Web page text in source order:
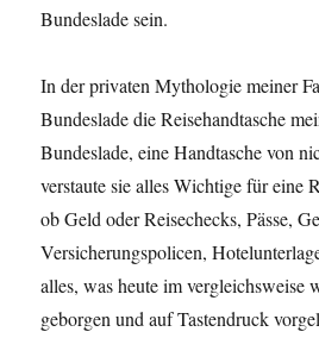
Bundeslade sein.
In der privaten Mythologie meiner
Bundeslade die Reisehandtasche
Bundeslade, eine Handtasche von
verstaute sie alles Wichtige für eine
ob Geld oder Reisechecks, Pässe,
Versicherungspolicen,
alles, was heute im vergleichsweise
geborgen und auf Tastendruck